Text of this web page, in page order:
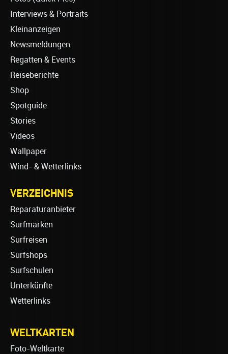
Interviews & Portraits
Kleinanzeigen
Newsmeldungen
Regatten & Events
Reiseberichte
Shop
Spotguide
Stories
Videos
Wallpaper
Wind- & Wetterlinks
VERZEICHNIS
Reparaturanbieter
Surfmarken
Surfreisen
Surfshops
Surfschulen
Unterkünfte
Wetterlinks
WELTKARTEN
Foto-Weltkarte